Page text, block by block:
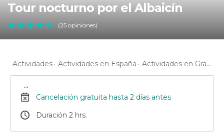
Tour nocturno por el Albaicín
(25 opiniones)
Actividades Actividades en España Actividades en Granada
Cancelación gratuita hasta 2 días antes
Duración 2 hrs.